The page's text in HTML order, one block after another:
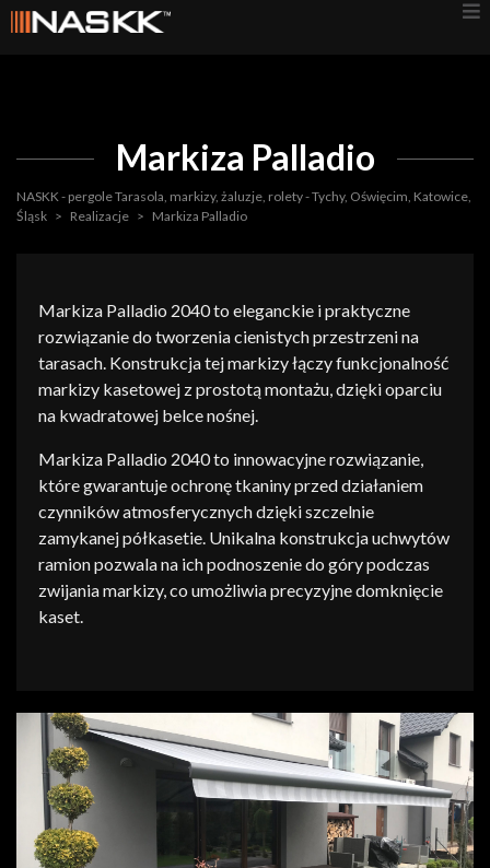
Markiza Palladio
NASKK - pergole Tarasola, markizy, żaluzje, rolety - Tychy, Oświęcim, Katowice,
Śląsk > Realizacje > Markiza Palladio
Markiza Palladio 2040 to eleganckie i praktyczne
rozwiązanie do tworzenia cienistych przestrzeni na
tarasach. Konstrukcja tej markizy łączy funkcjonalność
markizy kasetowej z prostotą montażu, dzięki oparciu
na kwadratowej belce nośnej.
Markiza Palladio 2040 to innowacyjne rozwiązanie,
które gwarantuje ochronę tkaniny przed działaniem
czynników atmosferycznych dzięki szczelnie
zamykanej półkasetie. Unikalna konstrukcja uchwytów
ramion pozwala na ich podnoszenie do góry podczas
zwijania markizy, co umożliwia precyzyjne domknięcie
kaset.